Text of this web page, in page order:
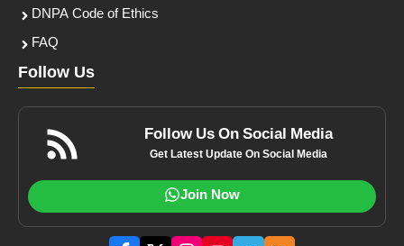
DNPA Code of Ethics
FAQ
Follow Us
Follow Us On Social Media
Get Latest Update On Social Media
Join Now